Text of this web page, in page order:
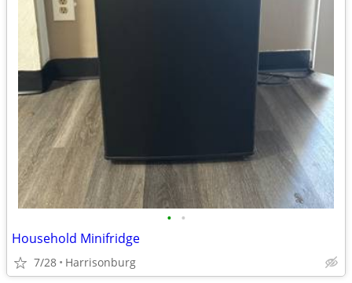
• •
Household Minifridge
7/28 Harrisonburg